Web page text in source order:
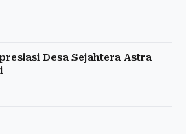
Desa Sejahtera Astra